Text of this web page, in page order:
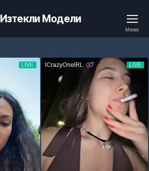
Изтекли Модели
Меню